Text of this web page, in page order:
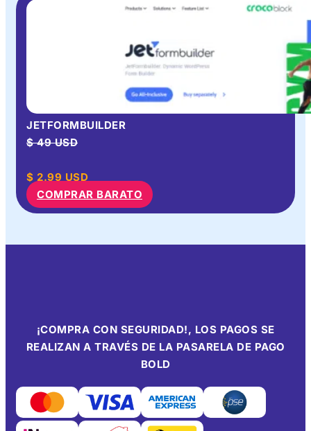
JETFORMBUILDER
$ 49 USD
$ 2.99 USD
COMPRAR BARATO
¡COMPRA CON SEGURIDAD!, LOS PAGOS SE
REALIZAN A TRAVÉS DE LA PASARELA DE PAGO
BOLD